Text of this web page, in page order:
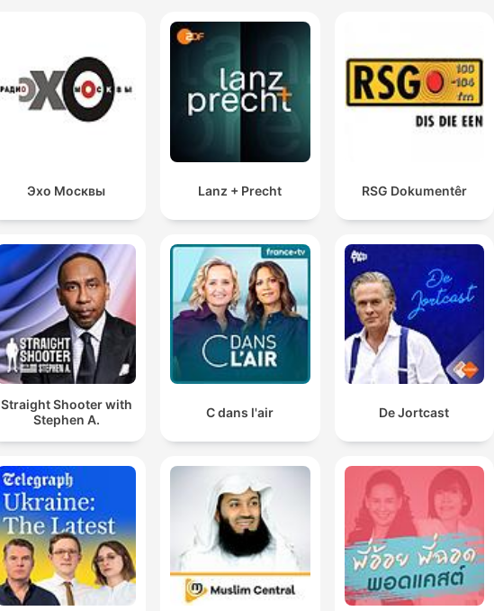
Эхо Москвы Lanz + Precht RSG Dokumentêr
Straight Shooter with
Stephen A.
C dans l'air De Jortcast